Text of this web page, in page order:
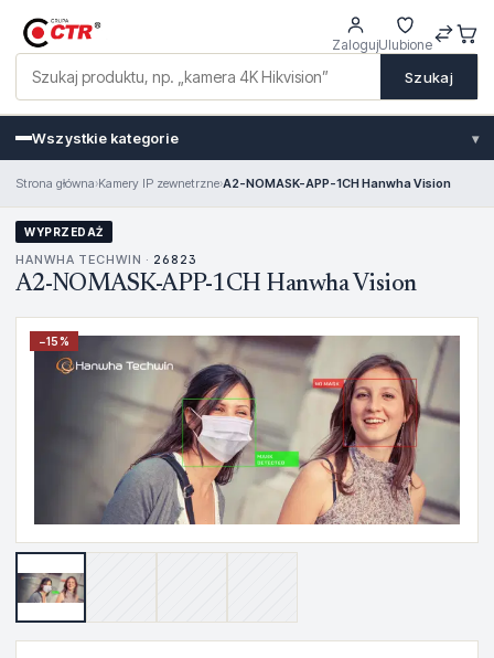
Szukaj
ZalogujUlubione
Wszystkie kategorie ▾
Strona główna›Kamery IP zewnetrzne›A2-NOMASK-APP-1CH Hanwha Vision
WYPRZEDAŻ
HANWHA TECHWIN · 26823
A2-NOMASK-APP-1CH Hanwha Vision
−15%